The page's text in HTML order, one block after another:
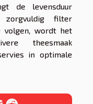
de levensduur
zorgvuldig filter
volgen, wordt het
theesmaak
in optimale